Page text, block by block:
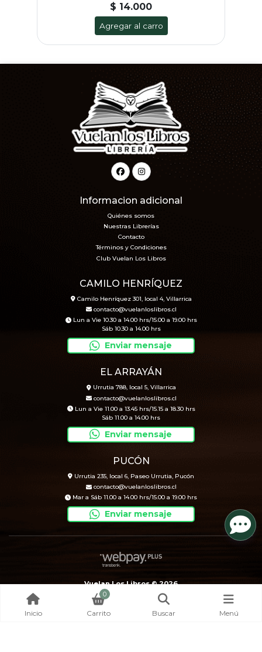
$ 14.000
Agregar al carro
Informacion adicional
Quiénes somos
Nuestras Librerías
Contacto
Términos y Condiciones
Club Vuelan Los Libros
CAMILO HENRÍQUEZ
Camilo Henríquez 301, local 4, Villarrica
contacto@vuelanloslibros.cl
Lun a Vie 10.30 a 14.00 hrs/15.00 a 19.00 hrs
Sáb 10.30 a 14.00 hrs
Enviar mensaje
EL ARRAYÁN
Urrutia 788, local 5, Villarrica
contacto@vuelanloslibros.cl
Lun a Vie 11.00 a 13.45 hrs/15.15 a 18.30 hrs
Sáb 11.00 a 14.00 hrs
Enviar mensaje
PUCÓN
Urrutia 235, local 6, Paseo Urrutia, Pucón
contacto@vuelanloslibros.cl
Mar a Sáb 11.00 a 14.00 hrs/15.00 a 19.00 hrs
Enviar mensaje
Vuelan Los Libros © 2026
Creado por
Bsale
Inicio
0
Carrito Buscar Menú